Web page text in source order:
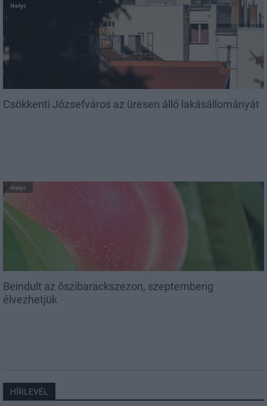
Helyi
Csökkenti Józsefváros az üresen álló lakásállományát
Helyi
Beindult az őszibarackszezon, szeptemberig
élvezhetjük
HÍRLEVÉL